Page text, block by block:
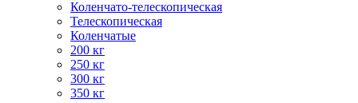
Коленчато-телескопическая
Телескопическая
Коленчатые
200 кг
250 кг
300 кг
350 кг